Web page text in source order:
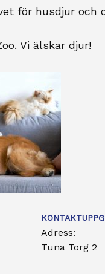
för husdjur och
Vi älskar djur!
Adress:
Tuna Torg 2